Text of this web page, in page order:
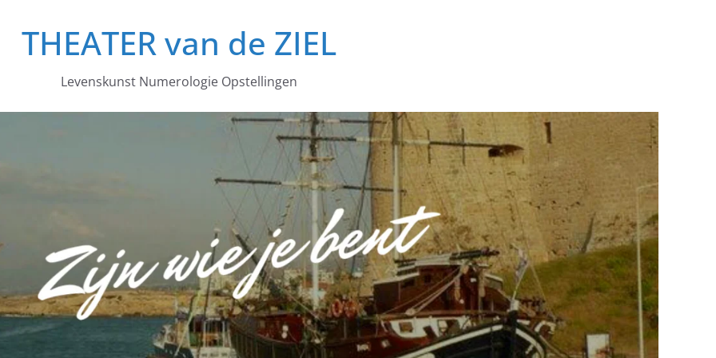
THEATER van de ZIEL
Levenskunst Numerologie Opstellingen